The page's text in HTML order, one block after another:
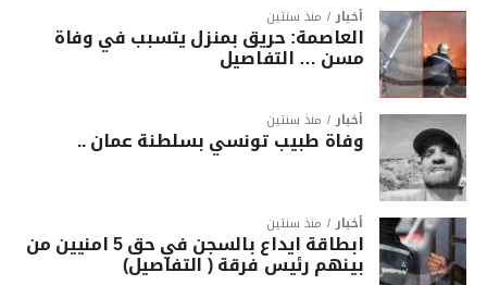
أخبار منذ سنتين
العاصمة: حريق بمنزل يتسبب في وفاة
مسن … التفاصيل
أخبار منذ سنتين
وفاة طبيب تونسي بسلطنة عمان ..
أخبار منذ سنتين
ابطاقة ايداع بالسجن في حق 5 امنيين من
بينهم رئيس فرقة ( التفاصيل)